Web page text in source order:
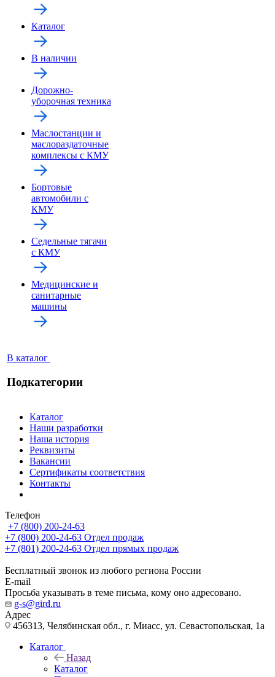
Каталог
В наличии
Дорожно-
уборочная техника
Маслостанции и
маслораздаточные
комплексы с КМУ
Бортовые
автомобили с
КМУ
Седельные тягачи
с КМУ
Медицинские и
санитарные
машины
В каталог
Подкатегории
Каталог
Наши разработки
Наша история
Реквизиты
Вакансии
Сертификаты соответствия
Контакты
Телефон
+7 (800) 200-24-63
+7 (800) 200-24-63 Отдел продаж
+7 (801) 200-24-63 Отдел прямых продаж
Бесплатный звонок из любого региона России
E-mail
Просьба указывать в теме письма, кому оно адресовано.
g-s@gird.ru
Адрес
456313, Челябинская обл., г. Миасс, ул. Севастопольская, 1а
Каталог
Назад
Каталог